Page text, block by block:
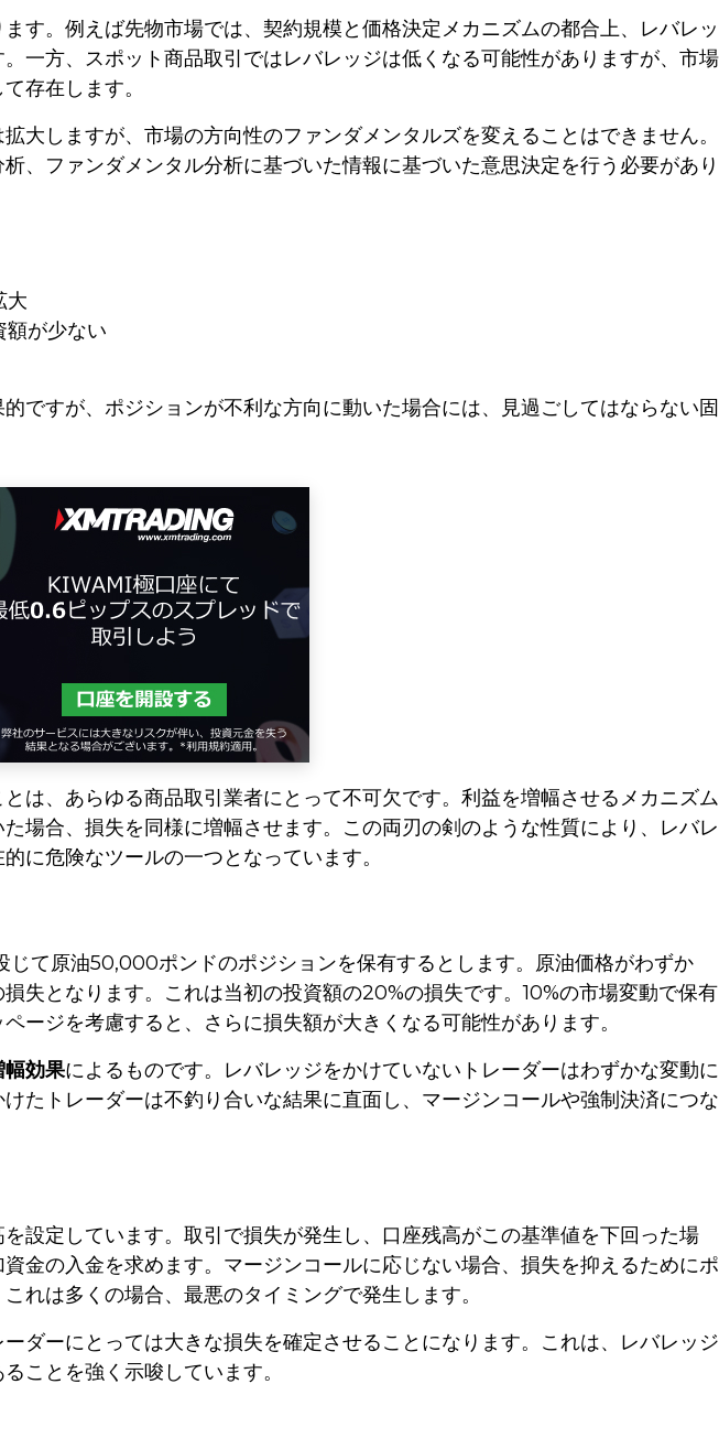
す。例えば先物市場では、契約規模と価格決定メカニズムの都合上、レバレッ
一方、スポット商品取引ではレバレッジは低くなる可能性がありますが、市場
存在します。
大しますが、市場の方向性のファンダメンタルズを変えることはできません。
、ファンダメンタル分析に基づいた情報に基づいた意思決定を行う必要があり
大
額が少ない
ですが、ポジションが不利な方向に動いた場合には、見過ごしてはならない固
は、あらゆる商品取引業者にとって不可欠です。利益を増幅させるメカニズム
場合、損失を同様に増幅させます。この両刃の剣のような性質により、レバレ
に危険なツールの一つとなっています。
じて原油50,000ポンドのポジションを保有するとします。原油価格がわずか
失となります。これは当初の投資額の20%の損失です。10%の市場変動で保有
ージを考慮すると、さらに損失額が大きくなる可能性があります。
幅効果によるものです。レバレッジをかけていないトレーダーはわずかな変動に
たトレーダーは不釣り合いな結果に直面し、マージンコールや強制決済につな
設定しています。取引で損失が発生し、口座残高がこの基準値を下回った場
金の入金を求めます。マージンコールに応じない場合、損失を抑えるためにポ
れは多くの場合、最悪のタイミングで発生します。
ダーにとっては大きな損失を確定させることになります。これは、レバレッジ
ことを強く示唆しています。